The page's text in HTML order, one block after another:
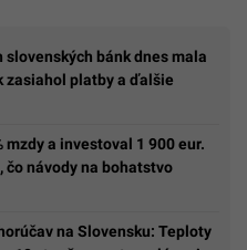
slovenských bánk dnes mala
zasiahol platby a ďalšie
mzdy a investoval 1 900 eur.
čo návody na bohatstvo
na Slovensku: Teploty